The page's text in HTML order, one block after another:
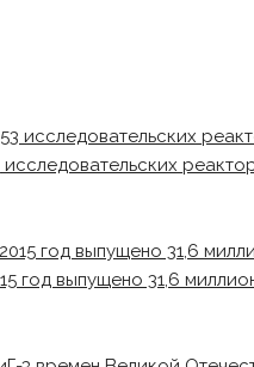
год выпущено 31,6